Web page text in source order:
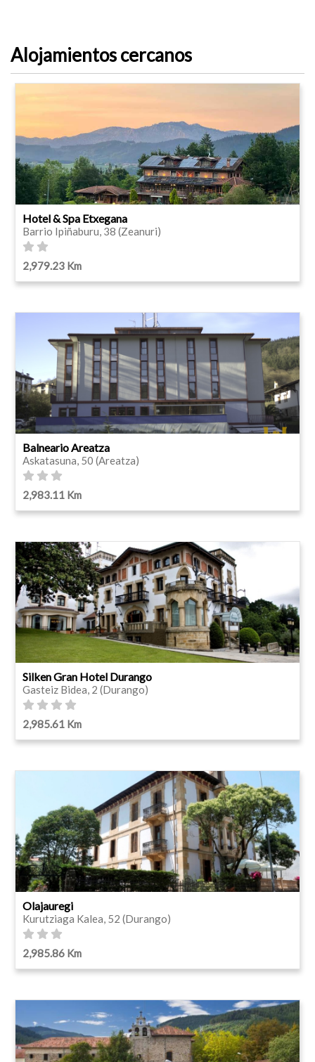
Alojamientos cercanos
Hotel & Spa Etxegana
Barrio Ipiñaburu, 38 (Zeanuri)
2,979.23 Km
Balneario Areatza
Askatasuna, 50 (Areatza)
2,983.11 Km
Silken Gran Hotel Durango
Gasteiz Bidea, 2 (Durango)
2,985.61 Km
Olajauregi
Kurutziaga Kalea, 52 (Durango)
2,985.86 Km